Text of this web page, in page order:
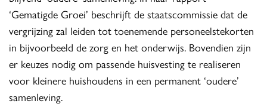
‘Gematigde Groei’ beschrijft de staatscommissie dat de
vergrijzing zal leiden tot toenemende personeelstekorten
in bijvoorbeeld de zorg en het onderwijs. Bovendien zijn
er keuzes nodig om passende huisvesting te realiseren
voor kleinere huishoudens in een permanent ‘oudere’
samenleving.